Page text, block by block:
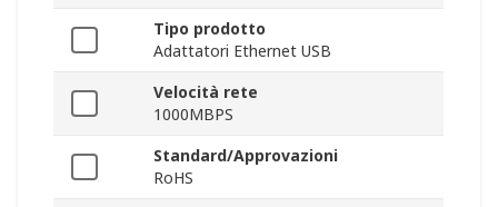
Tipo prodotto
Adattatori Ethernet USB
Velocità rete
1000MBPS
Standard/Approvazioni
RoHS